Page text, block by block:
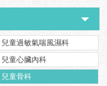
兒童過敏氣喘風濕科
兒童心臟內科
兒童骨科